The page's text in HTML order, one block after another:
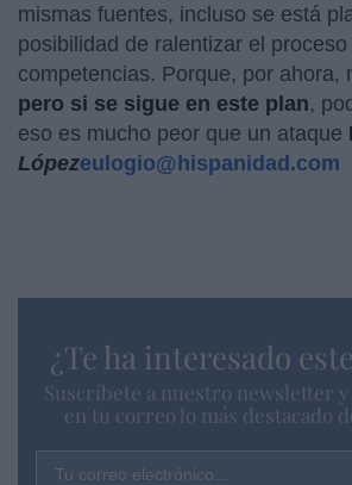
mismas fuentes, incluso se está
posibilidad de ralentizar el
competencias. Porque, por ahora,
pero si se sigue en este plan,
eso es mucho peor que un ataque
Lópezeulogio@hispanidad.com
¿Te ha interesado
Suscríbete a nuestro newsletter
en tu correo lo más destacado
Tu correo electrónico...